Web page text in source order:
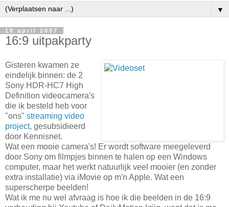
▼
18 april 2007
16:9 uitpakparty
Gisteren kwamen ze
eindelijk binnen: de 2
Sony HDR-HC7 High
Definition videocamera's
die ik besteld heb voor
"ons" streaming video
project, gesubsidieerd
door Kennisnet.
Wat een mooie camera's! Er wordt software meegeleverd
door Sony om filmpjes binnen te halen op een Windows
computer, maar het werkt natuurlijk veel mooier (en zonder
extra installatie) via iMovie op m'n Apple. Wat een
superscherpe beelden!
Wat ik me nu wel afvraag is hoe ik die beelden in de 16:9